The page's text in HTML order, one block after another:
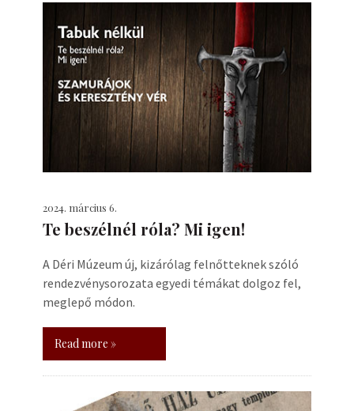
2024. március 6.
Te beszélnél róla? Mi igen!
A Déri Múzeum új, kizárólag felnőtteknek szóló
rendezvénysorozata egyedi témákat dolgoz fel,
meglepő módon.
Read more »